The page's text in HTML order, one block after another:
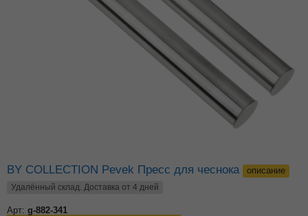
BY COLLECTION Pevek Пресс для чеснока описание
Удалённый склад. Доставка от 4 дней
Арт: g-882-341